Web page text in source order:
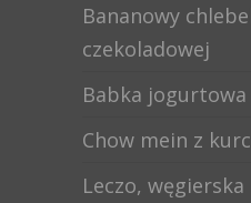
Bananowy
czekoladowej
Babka jogurtowa
Chow mein z
Leczo,